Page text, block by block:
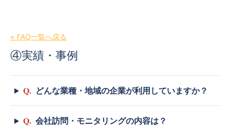
« FAQ一覧へ戻る
④実績・事例
Q. どんな業種・地域の企業が利用していますか？
Q. 会社訪問・モニタリングの内容は？